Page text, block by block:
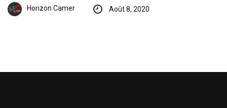
Horizon Camer Août 8, 2020